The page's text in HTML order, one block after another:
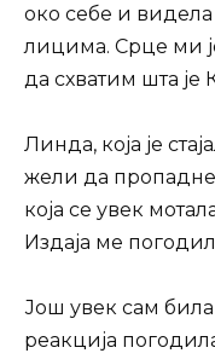
око себе и
лицима. Срце ми
да схватим шта је
Линда, која је
жели да
која се увек
Издаја ме
Још увек сам
реакција